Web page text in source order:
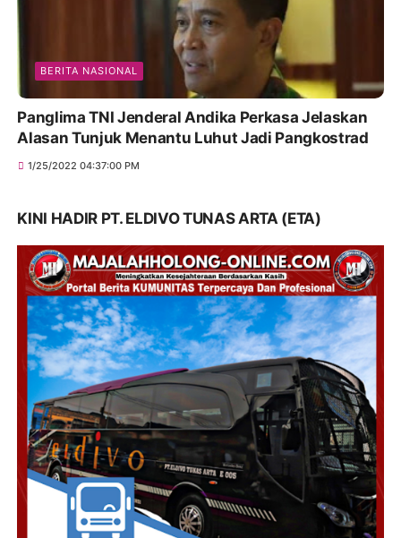
BERITA NASIONAL
Panglima TNI Jenderal Andika Perkasa Jelaskan
Alasan Tunjuk Menantu Luhut Jadi Pangkostrad
1/25/2022 04:37:00 PM
KINI HADIR PT. ELDIVO TUNAS ARTA (ETA)